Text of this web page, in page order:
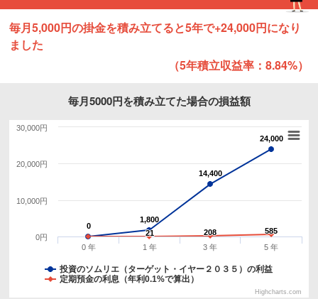
毎月5,000円の掛金を積み立てると5年で+24,000円になり
ました
（5年積立収益率：8.84%）
毎月5000円を積み立てた場合の損益額
0
0
1,800
1,800
14,400
14,400
24,000
24,000
21
21 208
208 585
585
投資のソムリエ（ターゲット・イヤー２０３５）の利益
定期預金の利息（年利0.1%で算出）
0 年 1 年 3 年 5 年
0円
10,000円
20,000円
30,000円
Highcharts.com